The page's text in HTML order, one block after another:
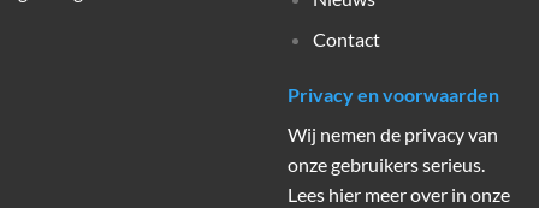
Contact
Privacy en voorwaarden
Wij nemen de privacy van
onze gebruikers serieus.
Lees hier meer over in onze